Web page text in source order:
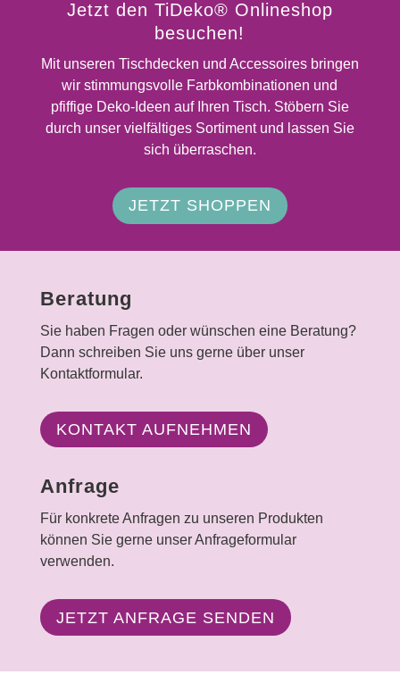
Jetzt den TiDeko® Onlineshop
besuchen!
Mit unseren Tischdecken und Accessoires bringen
wir stimmungsvolle Farbkombinationen und
pfiffige Deko-Ideen auf Ihren Tisch. Stöbern Sie
durch unser vielfältiges Sortiment und lassen Sie
sich überraschen.
JETZT SHOPPEN
Beratung
Sie haben Fragen oder wünschen eine Beratung?
Dann schreiben Sie uns gerne über unser
Kontaktformular.
KONTAKT AUFNEHMEN
Anfrage
Für konkrete Anfragen zu unseren Produkten
können Sie gerne unser Anfrageformular
verwenden.
JETZT ANFRAGE SENDEN